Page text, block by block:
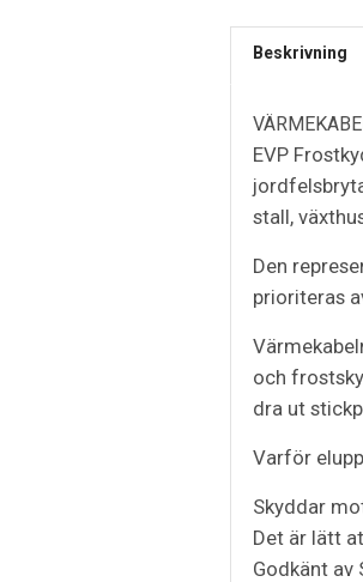
Beskrivning
EVP
stall,
Den
prioriteras
och
dra ut
Varför
Skyddar
Det är lätt
Godkänt av